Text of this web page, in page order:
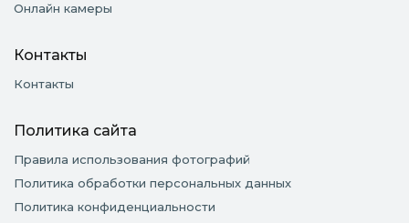
Онлайн камеры
Контакты
Контакты
Политика сайта
Правила использования фотографий
Политика обработки персональных данных
Политика конфиденциальности